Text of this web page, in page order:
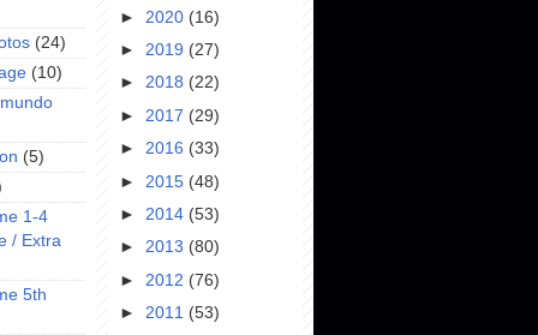
(24)
(10)
(5)
1-4
/ Extra
5th
► 2020 (16)
► 2019 (27)
► 2018 (22)
► 2017 (29)
► 2016 (33)
► 2015 (48)
► 2014 (53)
► 2013 (80)
► 2012 (76)
► 2011 (53)